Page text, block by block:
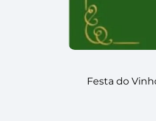
Festa do